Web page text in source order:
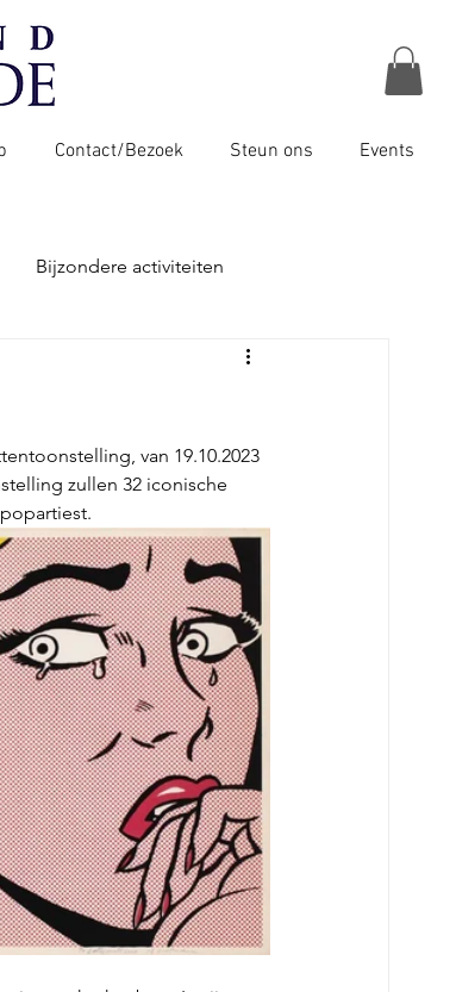
Contact/Bezoek Steun ons Events
Bijzondere activiteiten
van 19.10.2023
zullen 32 iconische
popartiest.